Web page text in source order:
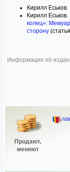
Кирилл Еськов.
Кирилл Еськов.
колец»:
сторону
Информация об
Продают,
меняют